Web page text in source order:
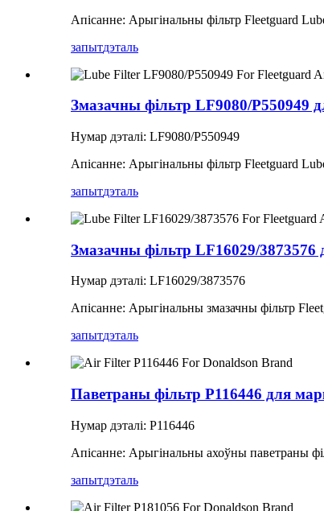
Апісанне: Арыгінальны фільтр Fleetguard
запытдэталь
Змазачны фільтр LF9080/P550949
Нумар дэталі: LF9080/P550949
Апісанне: Арыгінальны фільтр Fleetguard
запытдэталь
Змазачны фільтр LF16029/
Нумар дэталі: LF16029/3873576
Апісанне: Арыгінальны змазачны фільтр
запытдэталь
Паветраны фільтр P116446 для
Нумар дэталі: P116446
Апісанне: Арыгінальны ахоўны паветраны
запытдэталь